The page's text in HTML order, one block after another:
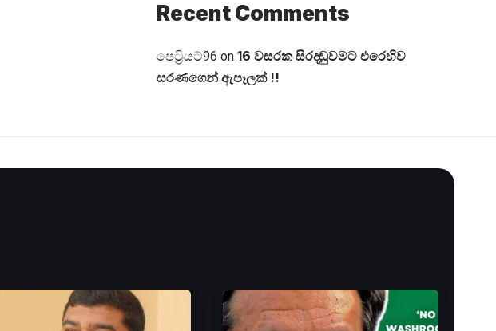
Recent Comments
පෙට්‍රියට්96 on 16 වසරක සිරදඬුවමට එරෙහිව
සරණගෙන් ඇපෑලක් !!